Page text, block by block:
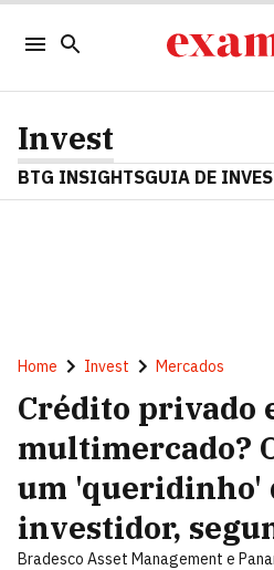
Invest
BTG INSIGHTSGUIA DE
Home Invest Mercados
Crédito privado
multimercado?
um 'queridinho'
investidor,
Bradesco Asset Management e